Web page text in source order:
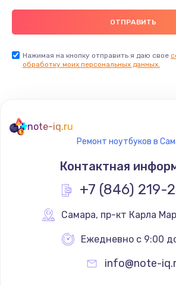
Нажимая на кнопку отправить я даю свое
обработку моих персональных данных.
note-iq.ru
Ремонт ноутбуков в
Контактная
+7 (846) 219-
Самара, пр-кт Карла
Ежедневно с 9:00
info@note-